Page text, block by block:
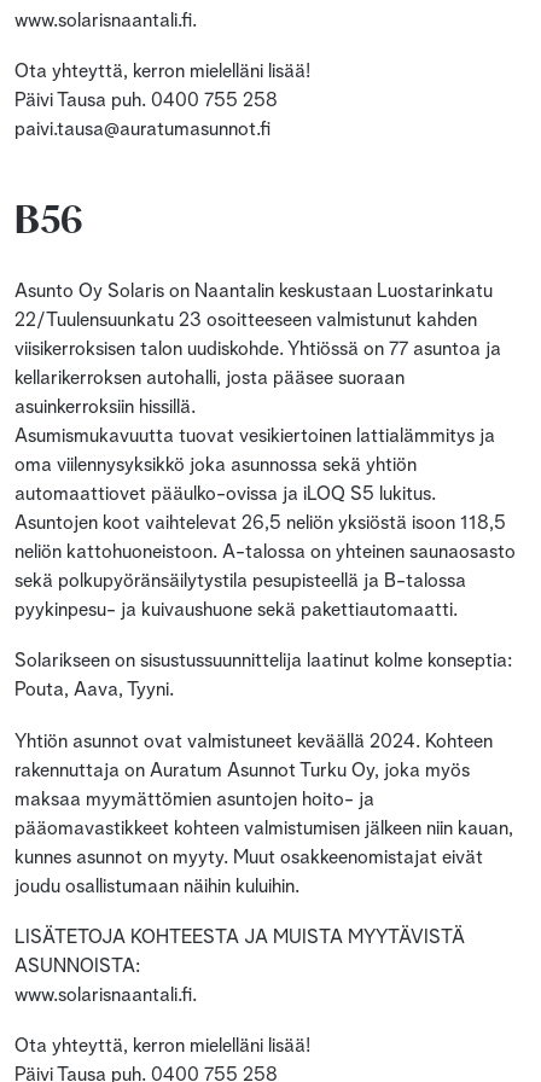
www.solarisnaantali.fi.
Ota yhteyttä, kerron mielelläni lisää!
Päivi Tausa puh. 0400 755 258
paivi.tausa@auratumasunnot.fi
B56
Asunto Oy Solaris on Naantalin keskustaan Luostarinkatu
22/Tuulensuunkatu 23 osoitteeseen valmistunut kahden
viisikerroksisen talon uudiskohde. Yhtiössä on 77 asuntoa ja
kellarikerroksen autohalli, josta pääsee suoraan
asuinkerroksiin hissillä.
Asumismukavuutta tuovat vesikiertoinen lattialämmitys ja
oma viilennysyksikkö joka asunnossa sekä yhtiön
automaattiovet pääulko-ovissa ja iLOQ S5 lukitus.
Asuntojen koot vaihtelevat 26,5 neliön yksiöstä isoon 118,5
neliön kattohuoneistoon. A-talossa on yhteinen saunaosasto
sekä polkupyöränsäilytystila pesupisteellä ja B-talossa
pyykinpesu- ja kuivaushuone sekä pakettiautomaatti.
Solarikseen on sisustussuunnittelija laatinut kolme konseptia:
Pouta, Aava, Tyyni.
Yhtiön asunnot ovat valmistuneet keväällä 2024. Kohteen
rakennuttaja on Auratum Asunnot Turku Oy, joka myös
maksaa myymättömien asuntojen hoito- ja
pääomavastikkeet kohteen valmistumisen jälkeen niin kauan,
kunnes asunnot on myyty. Muut osakkeenomistajat eivät
joudu osallistumaan näihin kuluihin.
LISÄTETOJA KOHTEESTA JA MUISTA MYYTÄVISTÄ
ASUNNOISTA:
www.solarisnaantali.fi.
Ota yhteyttä, kerron mielelläni lisää!
Päivi Tausa puh. 0400 755 258